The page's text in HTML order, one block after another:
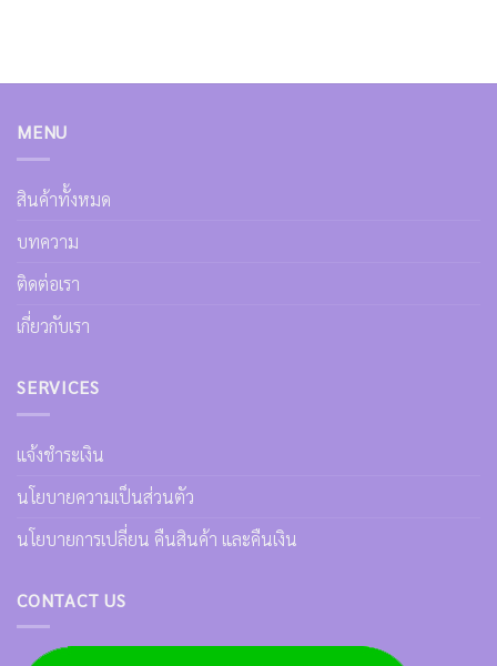
MENU
สินค้าทั้งหมด
บทความ
ติดต่อเรา
เกี่ยวกับเรา
SERVICES
แจ้งชำระเงิน
นโยบายความเป็นส่วนตัว
นโยบายการเปลี่ยน คืนสินค้า และคืนเงิน
CONTACT US